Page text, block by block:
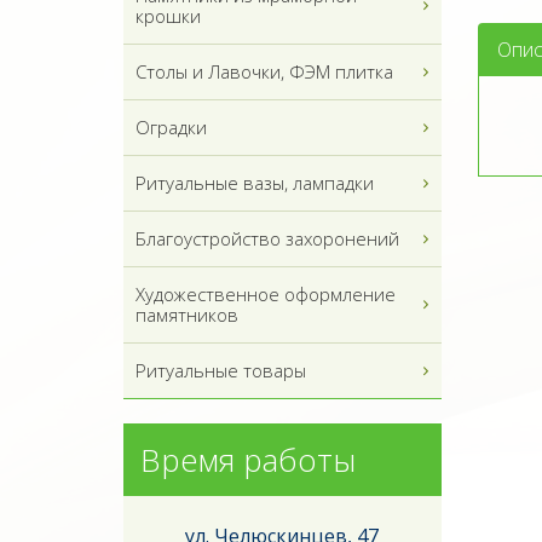
крошки
Столы и Лавочки, ФЭМ плитка
Оградки
Ритуальные вазы, лампадки
Благоустройство захоронений
Художественное оформление
памятников
Ритуальные товары
Время работы
ул. Челюскинцев, 47